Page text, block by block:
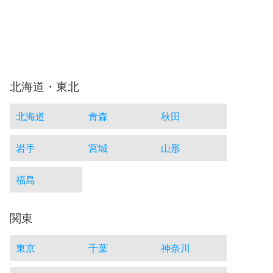
北海道・東北
北海道 青森 秋田
岩手 宮城 山形
福島
関東
東京 千葉 神奈川